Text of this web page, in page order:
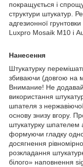
покращується і
структури штукатур.
адгезионної
Luxpro Mosaik M10 і
Нанесення
Штукатурку
збиваючи (довгою на
Внимание! Не
використання
шпателя з
основу знизу вгору.
штукатурку шпателем
формуючи гладку
досягнення
розкладання
білого» наповнення